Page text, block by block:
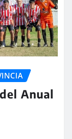
Anual